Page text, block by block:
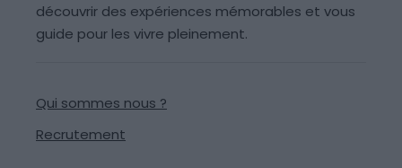
découvrir des expériences mémorables et vous
guide pour les vivre pleinement.
Qui sommes nous ?
Recrutement